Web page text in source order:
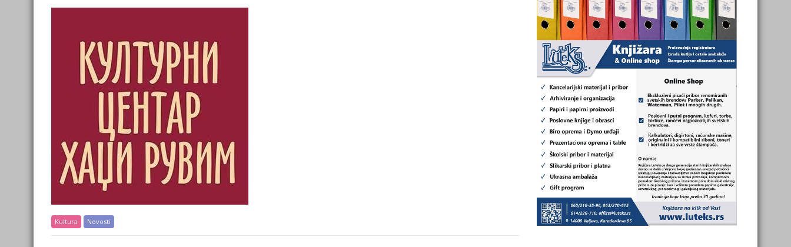
Kultura Novosti